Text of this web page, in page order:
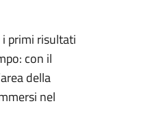
primi risultati
con il
della
nel